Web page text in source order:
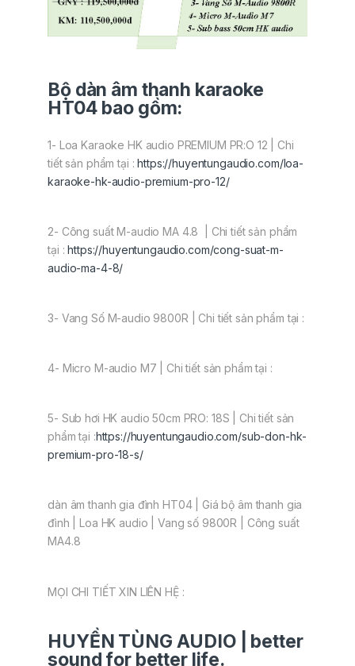
Bộ dàn âm thanh karaoke
HT04 bao gồm:
1- Loa Karaoke HK audio PREMIUM PR:O 12 | Chi
tiết sản phẩm tại :https://huyentungaudio.com/loa-
karaoke-hk-audio-premium-pro-12/
2- Công suất M-audio MA 4.8 | Chi tiết sản phẩm
tại :https://huyentungaudio.com/cong-suat-m-
audio-ma-4-8/
3- Vang Số M-audio 9800R | Chi tiết sản phẩm tại :
4- Micro M-audio M7 | Chi tiết sản phẩm tại :
5- Sub hơi HK audio 50cm PRO: 18S | Chi tiết sản
phẩm tại :https://huyentungaudio.com/sub-don-hk-
premium-pro-18-s/
dàn âm thanh gia đình HT04 | Giá bộ âm thanh gia
đình | Loa HK audio | Vang số 9800R | Công suất
MA4.8
MỌI CHI TIẾT XIN LIÊN HỆ :
HUYỀN TÙNG AUDIO | better
sound for better life.